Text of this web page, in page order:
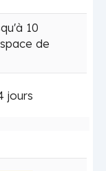
10
de
jours